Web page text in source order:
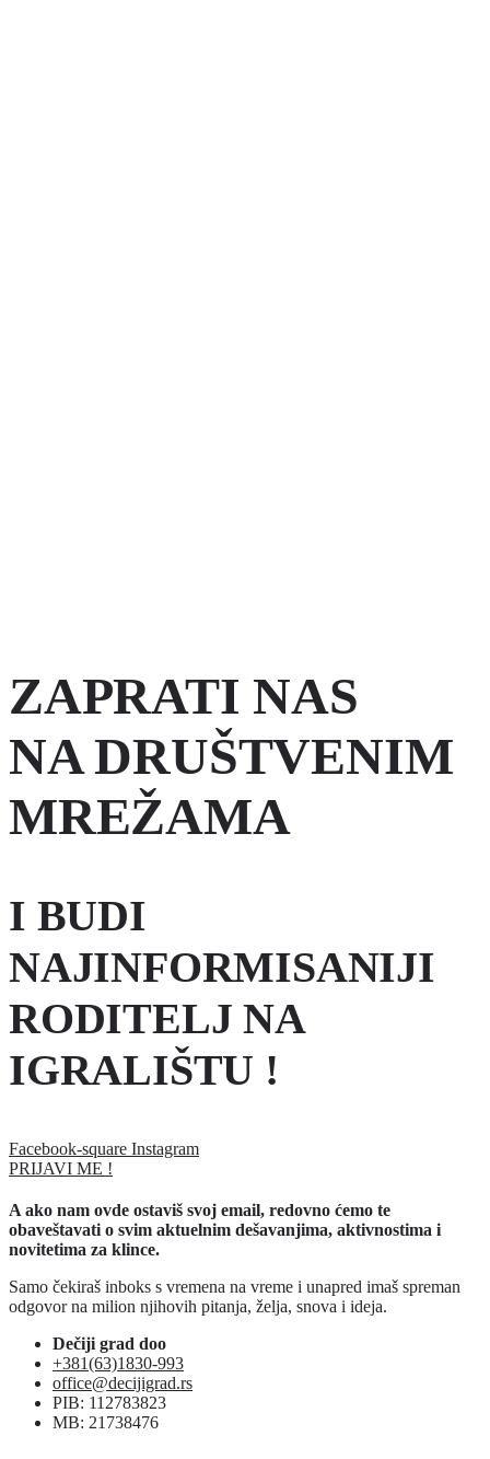
ZAPRATI NAS
NA DRUŠTVENIM
MREŽAMA
I BUDI
NAJINFORMISANIJI
RODITELJ NA
IGRALIŠTU !
Facebook-square Instagram
PRIJAVI ME !
A ako nam ovde ostaviš svoj email, redovno ćemo te
obaveštavati o svim aktuelnim dešavanjima, aktivnostima i
novitetima za klince.
Samo čekiraš inboks s vremena na vreme i unapred imaš spreman
odgovor na milion njihovih pitanja, želja, snova i ideja.
Dečiji grad doo
+381(63)1830-993
office@decijigrad.rs
PIB: 112783823
MB: 21738476